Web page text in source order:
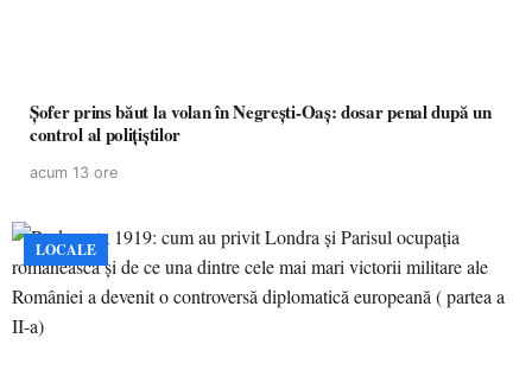
Șofer prins băut la volan în Negrești-Oaș: dosar penal după un
control al polițiștilor
acum 13 ore
LOCALE